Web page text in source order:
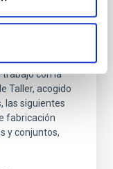
- PS-
ingreso, como
trabajo con la
Taller, acogido
las siguientes
fabricación
y conjuntos,